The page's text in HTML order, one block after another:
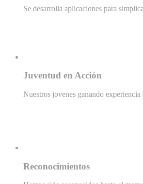
Se desarrolla aplicaciones para
Juventud en Acción
Nuestros jovenes ganando experiencia
Reconocimientos